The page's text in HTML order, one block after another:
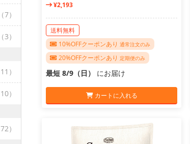
（7）
（3）
11）
10）
72）
¥2,193
送料無料
10%OFFクーポンあり 通常注文のみ
20%OFFクーポンあり 定期便のみ
最短 8/9（日） にお届け
カートに入れる